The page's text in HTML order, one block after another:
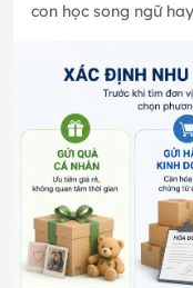
con học song ngữ